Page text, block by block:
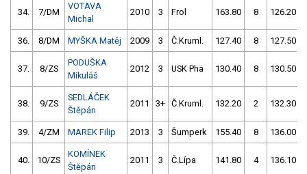
34. 7/DM
VOTAVA
Michal
2010 3 Frol 163.80 8 126.20
36. 8/DM MYŠKA Matěj 2009 3 Č.Kruml. 127.40 8 127.50
37. 8/ZS
PODUŠKA
Mikuláš
2012 3 USK Pha 130.40 8 130.50
38. 9/ZS
SEDLÁČEK
Štěpán
2011 3+ Č.Kruml. 132.20 2 132.30
39. 4/ZM MAREK Filip 2013 3 Šumperk 155.40 8 136.00
40. 10/ZS
KOMÍNEK
Štěpán
2011 3 Č.Lípa 141.80 4 136.10